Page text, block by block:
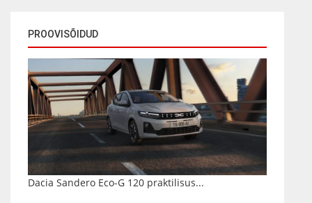
PROOVISÕIDUD
Dacia Sandero Eco-G 120 praktilisus...